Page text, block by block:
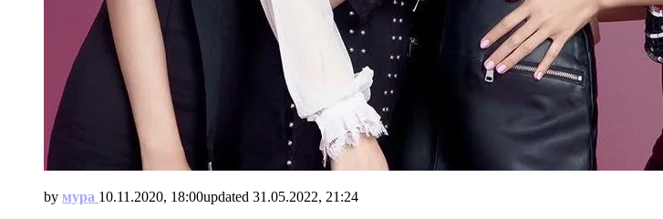
by мура 10.11.2020, 18:00updated 31.05.2022, 21:24